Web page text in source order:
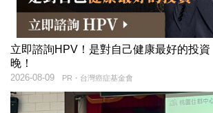
立即諮詢HPV！是對自己健康最好的投
晚！
PR・台灣癌症基金會
2026-08-09